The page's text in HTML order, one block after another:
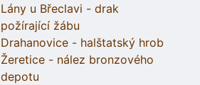
Lány u Břeclavi - drak
požírající žábu
Drahanovice - halštatský hrob
Žeretice - nález bronzového
depotu